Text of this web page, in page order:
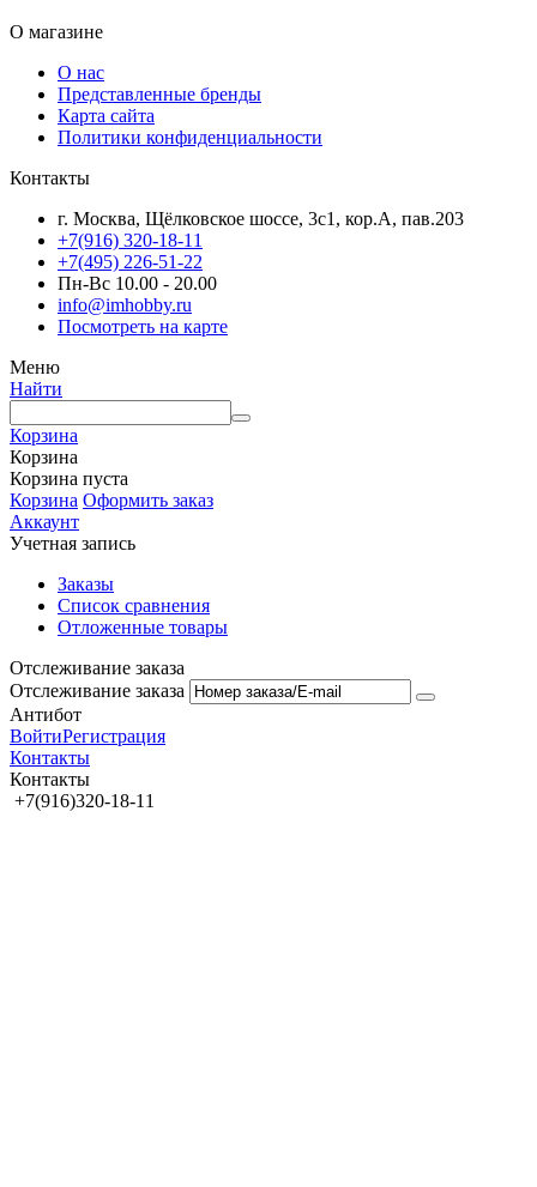
О магазине
О нас
Представленные бренды
Карта сайта
Политики конфиденциальности
Контакты
г. Москва, Щёлковское шоссе, 3с1, кор.А, пав.203
+7(916) 320-18-11
+7(495) 226-51-22
Пн-Вс 10.00 - 20.00
info@imhobby.ru
Посмотреть на карте
Меню
Найти
Корзина
Корзина
Корзина пуста
Корзина Оформить заказ
Аккаунт
Учетная запись
Заказы
Список сравнения
Отложенные товары
Отслеживание заказа
Отслеживание заказа
Антибот
ВойтиРегистрация
Контакты
Контакты
+7(916)320-18-11